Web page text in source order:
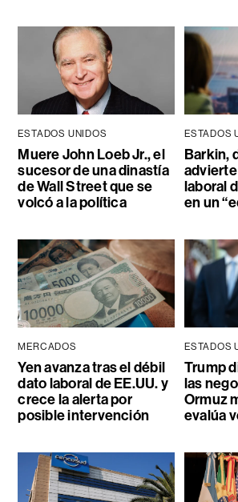
ESTADOS UNIDOS
Muere John Loeb Jr., el
sucesor de una dinastía
de Wall Street que se
volcó a la política
ESTADOS
Barkin,
laboral
en un
MERCADOS
Yen avanza tras el débil
dato laboral de EE.UU. y
crece la alerta por
posible intervención
ESTADOS
Trump
las
Ormuz
evalúa